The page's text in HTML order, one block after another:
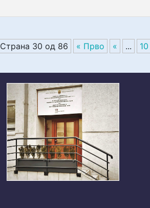
Страна 30 од 86 « Прво « ... 10